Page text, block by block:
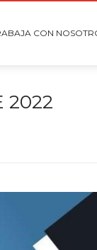
CON
2022